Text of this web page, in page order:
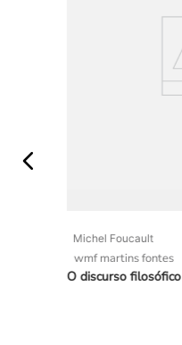
Michel Foucault
wmf martins fontes
O discurso filosófico